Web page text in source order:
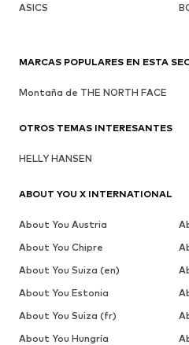
ASICS
MARCAS POPULARES EN ESTA
Montaña de THE NORTH FACE
OTROS TEMAS INTERESANTES
HELLY HANSEN
ABOUT YOU X INTERNATIONAL
About You Austria
About You Chipre
About You Suiza (en)
About You Estonia
About You Suiza (fr)
About You Hungría